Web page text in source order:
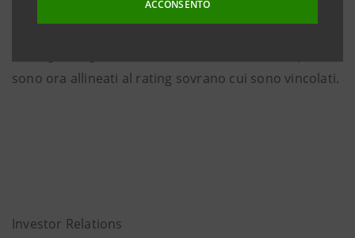
ACCONSENTO
sono ora allineati al rating sovrano cui sono vincolati.
Investor Relations